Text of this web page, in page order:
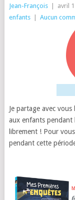
Jean-François avril
enfants
Aucun
Je partage avec vous
aux enfants pendant
librement ! Pour
pendant cette